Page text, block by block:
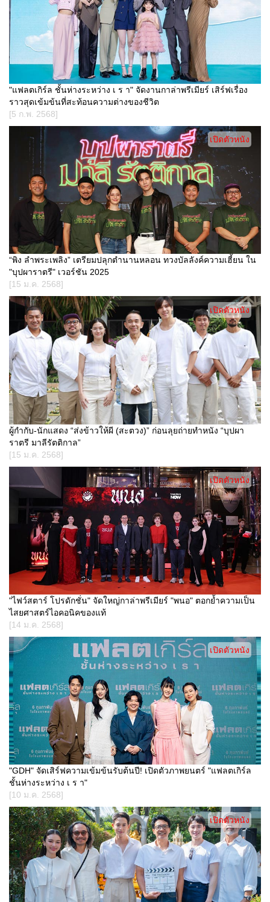
"แฟลตเกิร์ล ชั้นห่างระหว่าง เ ร า" จัดงานกาล่าพรีเมียร์ เสิร์ฟเรื่อง
ราวสุดเข้มข้นที่สะท้อนความต่างของชีวิต
[5 ก.พ. 2568]
“พิง ลำพระเพลิง” เตรียมปลุกตำนานหลอน ทวงบัลลังค์ความเฮี้ยน ใน
"บุปผาราตรี" เวอร์ชัน 2025
[15 ม.ค. 2568]
เปิดตัวหนัง
ผู้กำกับ-นักแสดง “ส่งข้าวให้ผี (สะตวง)” ก่อนลุยถ่ายทำหนัง “บุปผา
ราตรี มาลีรัตติกาล”
[15 ม.ค. 2568]
เปิดตัวหนัง
"ไฟว์สตาร์ โปรดักชั่น" จัดใหญ่กาล่าพรีเมียร์ "พนอ" ตอกย้ำความเป็น
ไสยศาสตร์ไอคอนิคของแท้
[14 ม.ค. 2568]
เปิดตัวหนัง
"GDH" จัดเสิร์ฟความเข้มข้นรับต้นปี! เปิดตัวภาพยนตร์ "แฟลตเกิร์ล
ชั้นห่างระหว่าง เ ร า"
[10 ม.ค. 2568]
เปิดตัวหนัง
เปิดตัวหนัง